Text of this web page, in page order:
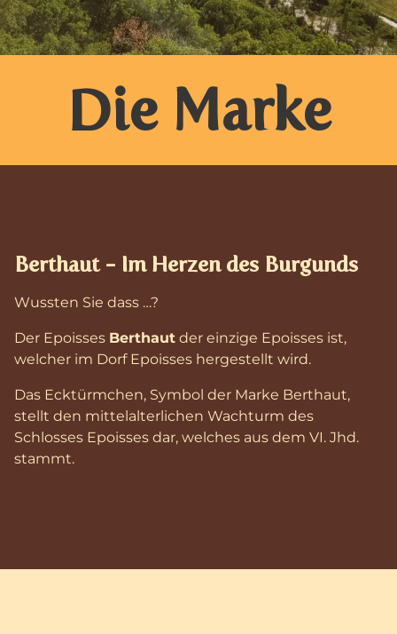
Die Marke
Berthaut - Im Herzen des Burgunds
Wussten Sie dass …?
Der Epoisses Berthaut der einzige Epoisses ist,
welcher im Dorf Epoisses hergestellt wird.
Das Ecktürmchen, Symbol der Marke Berthaut,
stellt den mittelalterlichen Wachturm des
Schlosses Epoisses dar, welches aus dem VI. Jhd.
stammt.